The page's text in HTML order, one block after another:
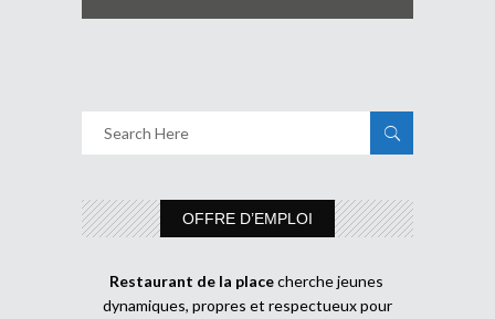
OFFRE D’EMPLOI
Restaurant de la placecherche jeunes
dynamiques, propres et respectueux pour